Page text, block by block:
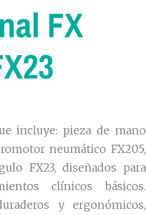
FX
incluye: pieza de mano
neumático FX205,
FX23, diseñados para
clínicos básicos.
y ergonómicos,